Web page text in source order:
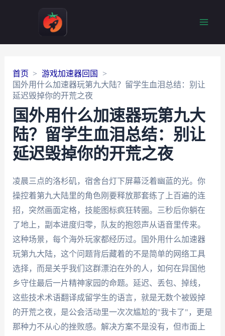
首页
游戏加速器回国
国外用什么加速器玩第九大陆？留学生血泪总结：别让
延迟毁掉你的开荒之夜
国外用什么加速器玩第九大
陆？留学生血泪总结：别让
延迟毁掉你的开荒之夜
凌晨三点的洛杉矶，宿舍台灯下屏幕泛着幽蓝的光。你
操控着第九大陆里的角色刚要释放那套练了上百遍的连
招，突然画面定格，技能图标疯狂转圈。三秒后你躺在
了地上，副本进度归零，队友的抱怨声从语音里传来。
这种场景，每个海外玩家都经历过。国外用什么加速器
玩第九大陆，这个问题背后藏着的不是简单的网络工具
选择，而是关乎我们这群漂泊在外的人，如何在异国他
乡守住最后一片精神家园的命题。延迟、丢包、掉线，
这些技术术语翻译成留学生的语言，就是无数个被毁掉
的开荒之夜，是公会活动里一次次尴尬的"我卡了"，更是
那种力不从心的挫败感。解决方案不是没有，但市面上